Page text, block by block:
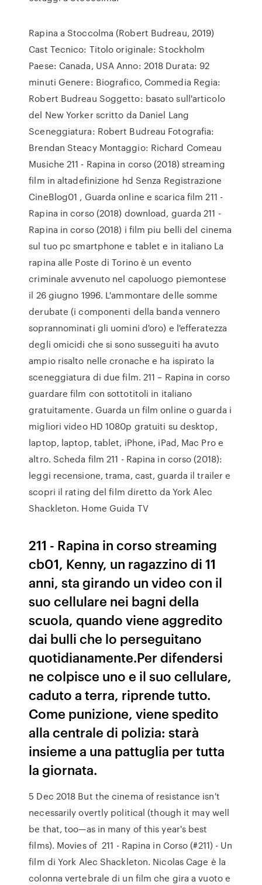
Rapina a Stoccolma (Robert Budreau, 2019)
Cast Tecnico: Titolo originale: Stockholm
Paese: Canada, USA Anno: 2018 Durata: 92
minuti Genere: Biografico, Commedia Regia:
Robert Budreau Soggetto: basato sull'articolo
del New Yorker scritto da Daniel Lang
Sceneggiatura: Robert Budreau Fotografia:
Brendan Steacy Montaggio: Richard Comeau
Musiche 211 - Rapina in corso (2018) streaming
film in altadefinizione hd Senza Registrazione
CineBlog01 , Guarda online e scarica film 211 -
Rapina in corso (2018) download, guarda 211 -
Rapina in corso (2018) i film piu belli del cinema
sul tuo pc smartphone e tablet e in italiano La
rapina alle Poste di Torino è un evento
criminale avvenuto nel capoluogo piemontese
il 26 giugno 1996. L'ammontare delle somme
derubate (i componenti della banda vennero
soprannominati gli uomini d'oro) e l'efferatezza
degli omicidi che si sono susseguiti ha avuto
ampio risalto nelle cronache e ha ispirato la
sceneggiatura di due film. 211 – Rapina in corso
guardare film con sottotitoli in italiano
gratuitamente. Guarda un film online o guarda i
migliori video HD 1080p gratuiti su desktop,
laptop, laptop, tablet, iPhone, iPad, Mac Pro e
altro. Scheda film 211 - Rapina in corso (2018):
leggi recensione, trama, cast, guarda il trailer e
scopri il rating del film diretto da York Alec
Shackleton. Home Guida TV
211 - Rapina in corso streaming
cb01, Kenny, un ragazzino di 11
anni, sta girando un video con il
suo cellulare nei bagni della
scuola, quando viene aggredito
dai bulli che lo perseguitano
quotidianamente.Per difendersi
ne colpisce uno e il suo cellulare,
caduto a terra, riprende tutto.
Come punizione, viene spedito
alla centrale di polizia: starà
insieme a una pattuglia per tutta
la giornata.
5 Dec 2018 But the cinema of resistance isn't
necessarily overtly political (though it may well
be that, too—as in many of this year's best
films). Movies of 211 - Rapina in Corso (#211) - Un
film di York Alec Shackleton. Nicolas Cage è la
colonna vertebrale di un film che gira a vuoto e